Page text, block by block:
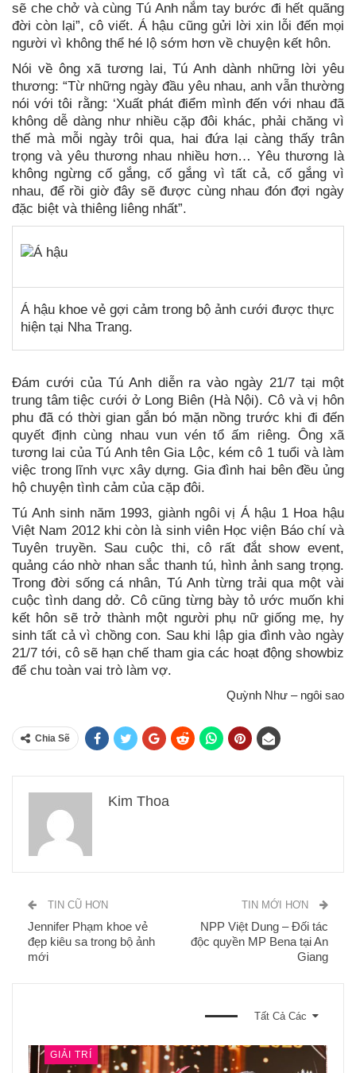
sẽ che chở và cùng Tú Anh nắm tay bước đi hết quãng
đời còn lại”, cô viết. Á hậu cũng gửi lời xin lỗi đến mọi
người vì không thể hé lộ sớm hơn về chuyện kết hôn.
Nói về ông xã tương lai, Tú Anh dành những lời yêu
thương: “Từ những ngày đầu yêu nhau, anh vẫn thường
nói với tôi rằng: ‘Xuất phát điểm mình đến với nhau đã
không dễ dàng như nhiều cặp đôi khác, phải chăng vì
thế mà mỗi ngày trôi qua, hai đứa lại càng thấy trân
trọng và yêu thương nhau nhiều hơn… Yêu thương là
không ngừng cố gắng, cố gắng vì tất cả, cố gắng vì
nhau, để rồi giờ đây sẽ được cùng nhau đón đợi ngày
đặc biệt và thiêng liêng nhất”.
Á hậu khoe vẻ gợi cảm trong bộ ảnh cưới được thực
hiện tại Nha Trang.
Đám cưới của Tú Anh diễn ra vào ngày 21/7 tại một
trung tâm tiệc cưới ở Long Biên (Hà Nội). Cô và vị hôn
phu đã có thời gian gắn bó mặn nồng trước khi đi đến
quyết định cùng nhau vun vén tổ ấm riêng. Ông xã
tương lai của Tú Anh tên Gia Lộc, kém cô 1 tuổi và làm
việc trong lĩnh vực xây dựng. Gia đình hai bên đều ủng
hộ chuyện tình cảm của cặp đôi.
Tú Anh sinh năm 1993, giành ngôi vị Á hậu 1 Hoa hậu
Việt Nam 2012 khi còn là sinh viên Học viện Báo chí và
Tuyên truyền. Sau cuộc thi, cô rất đắt show event,
quảng cáo nhờ nhan sắc thanh tú, hình ảnh sang trọng.
Trong đời sống cá nhân, Tú Anh từng trải qua một vài
cuộc tình dang dở. Cô cũng từng bày tỏ ước muốn khi
kết hôn sẽ trở thành một người phụ nữ giống mẹ, hy
sinh tất cả vì chồng con. Sau khi lập gia đình vào ngày
21/7 tới, cô sẽ hạn chế tham gia các hoạt động showbiz
để chu toàn vai trò làm vợ.
Quỳnh Như – ngôi sao
Chia Sẽ
Kim Thoa
TIN CŨ HƠN
Jennifer Phạm khoe vẻ
đẹp kiêu sa trong bộ ảnh
mới
TIN MỚI HƠN
NPP Việt Dung – Đối tác
độc quyền MP Bena tại An
Giang
Tất Cả Các
GIẢI TRÍ